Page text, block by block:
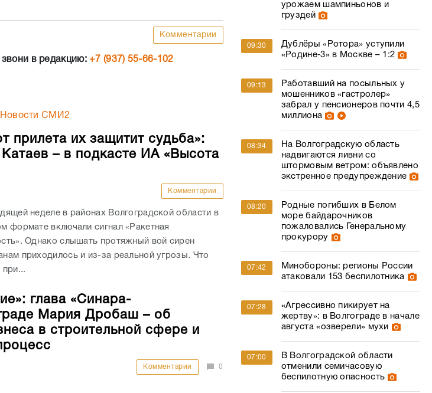
Комментарии
звони в редакцию:+7 (937) 55-66-102
Новости СМИ2
прилета их защитит судьба»:
– в подкасте ИА «Высота
Комментарии
неделе в районах Волгоградской области в
формате включали сигнал «Ракетная
Однако слышать протяжный вой сирен
приходилось и из-за реальной угрозы. Что
при...
глава «Синара-
Мария Дробаш – об
в строительной сфере и
Комментарии 0
урожаем шампиньонов и
груздей
09:30
Дублёры «Ротора» уступили
«Родине‑3» в Москве – 1:2
09:13
Работавший на посыльных у
мошенников «гастролер»
забрал у пенсионеров почти 4,5
миллиона
08:34
На Волгоградскую область
надвигаются ливни со
штормовым ветром: объявлено
экстренное предупреждение
08:20
Родные погибших в Белом
море байдарочников
пожаловались Генеральному
прокурору
07:42
Минобороны: регионы России
атаковали 153 беспилотника
07:28
«Агрессивно пикирует на
жертву»: в Волгограде в начале
августа «озверели» мухи
07:00
В Волгоградской области
отменили семичасовую
беспилотную опасность